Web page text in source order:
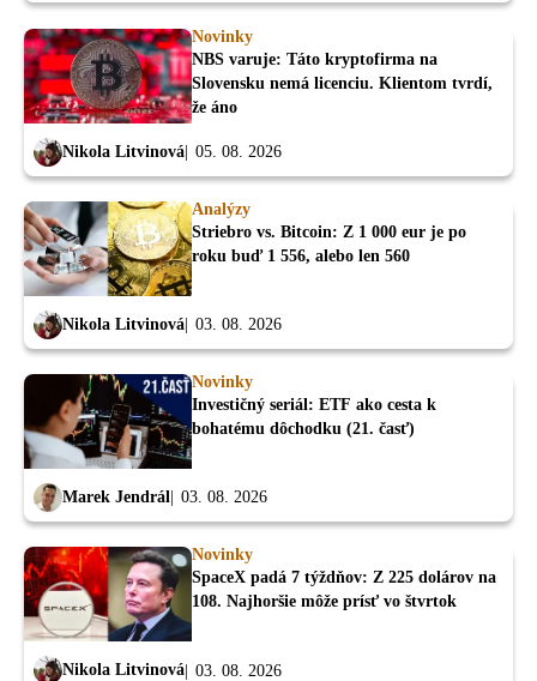
Novinky
NBS varuje: Táto kryptofirma na
Slovensku nemá licenciu. Klientom tvrdí,
že áno
Nikola Litvinová 05. 08. 2026
Analýzy
Striebro vs. Bitcoin: Z 1 000 eur je po
roku buď 1 556, alebo len 560
Nikola Litvinová 03. 08. 2026
Novinky
Investičný seriál: ETF ako cesta k
bohatému dôchodku (21. časť)
Marek Jendrál 03. 08. 2026
Novinky
SpaceX padá 7 týždňov: Z 225 dolárov na
108. Najhoršie môže prísť vo štvrtok
Nikola Litvinová 03. 08. 2026